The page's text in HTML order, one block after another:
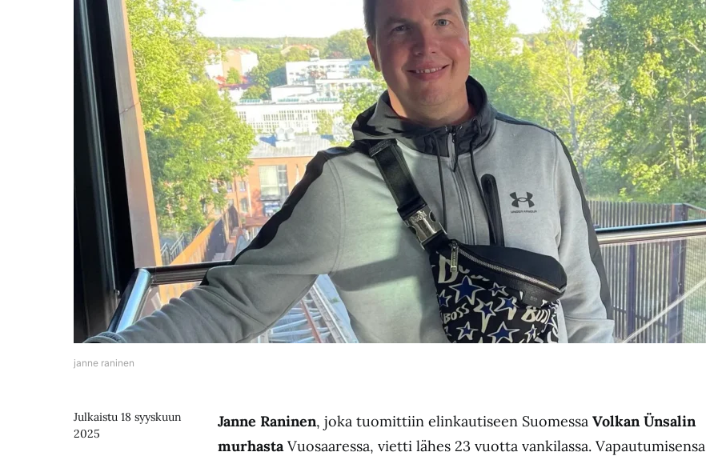
janne raninen
Julkaistu 18 syyskuun
2025
Janne Raninen, joka tuomittiin elinkautiseen Suomessa Volkan Ünsalin
murhastaVuosaaressa, vietti lähes 23 vuotta vankilassa. Vapautumisensa